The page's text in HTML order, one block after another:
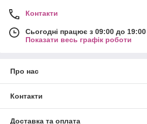
Контакти
Сьогодні працює з 09:00 до 19:00
Показати весь графік роботи
Про нас
Контакти
Доставка та оплата